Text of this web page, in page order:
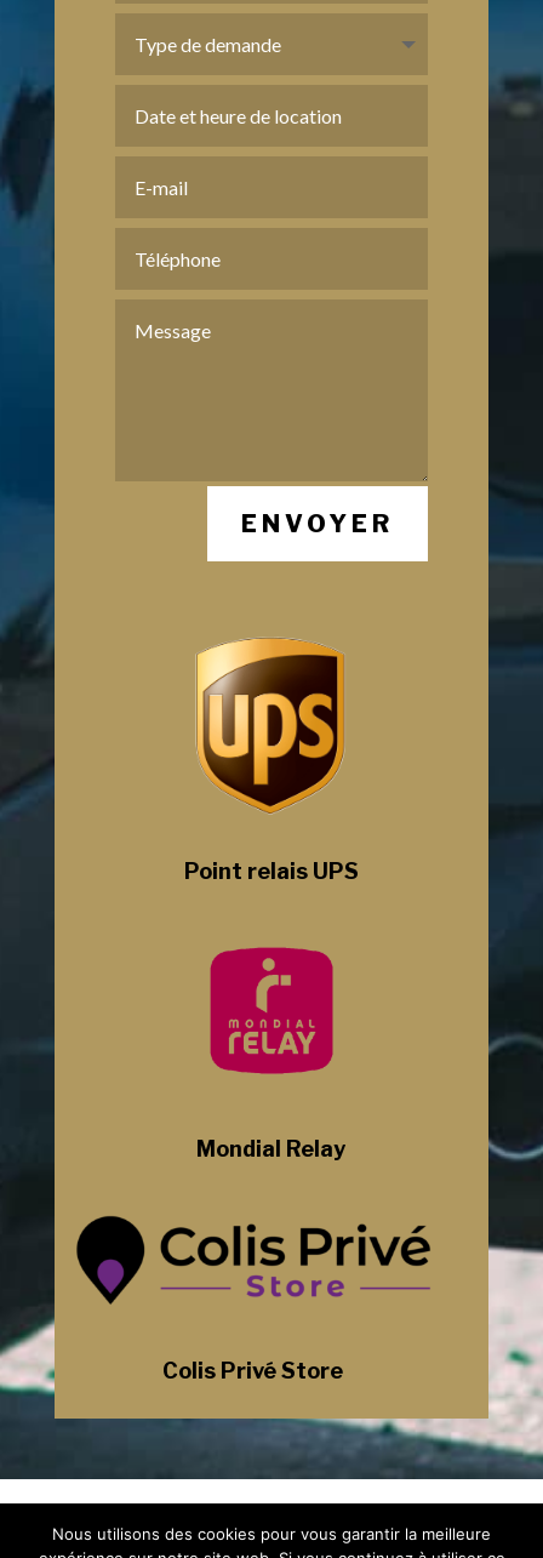
ENVOYER
Point relais UPS
Mondial Relay
Colis Privé Store
Politique de Confidentialité
Plan du Site
Nous utilisons des cookies pour vous garantir la meilleure